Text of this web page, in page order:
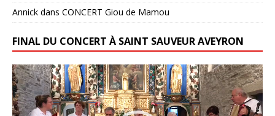
Annick dans CONCERT Giou de Mamou
FINAL DU CONCERT À SAINT SAUVEUR AVEYRON
Lecteur
vidéo